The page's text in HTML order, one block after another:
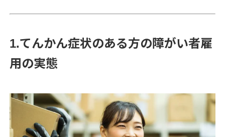
1.てんかん症状のある方の障がい者雇
用の実態